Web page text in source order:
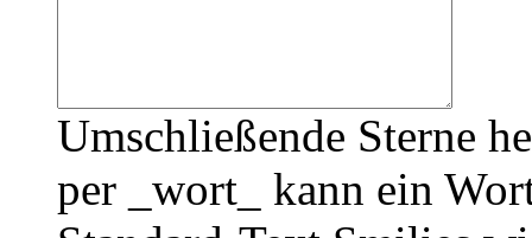
Umschließende Sterne
per _wort_ kann ein